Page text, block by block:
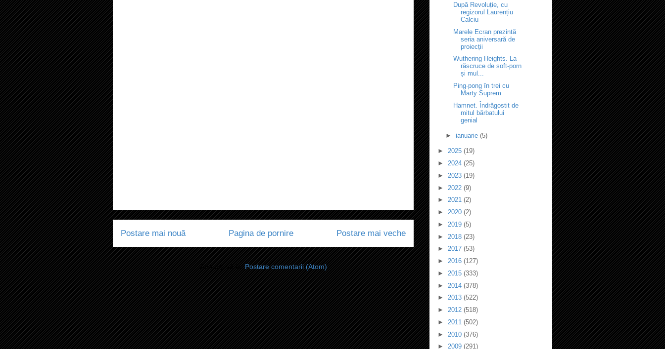
Postare mai nouă Postare mai veche
Pagina de pornire
Abonați-vă la:Postare comentarii (Atom)
După Revoluție, cu
regizorul Laurențiu
Calciu
Marele Ecran prezintă
seria aniversară de
proiecții
Wuthering Heights. La
răscruce de soft-porn
și mul...
Ping-pong în trei cu
Marty Suprem
Hamnet. Îndrăgostit de
mitul bărbatului
genial
► ianuarie (5)
► 2025 (19)
► 2024 (25)
► 2023 (19)
► 2022 (9)
► 2021 (2)
► 2020 (2)
► 2019 (5)
► 2018 (23)
► 2017 (53)
► 2016 (127)
► 2015 (333)
► 2014 (378)
► 2013 (522)
► 2012 (518)
► 2011 (502)
► 2010 (376)
► 2009 (291)